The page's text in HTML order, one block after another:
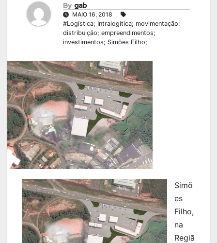
By gab
MAIO 16, 2018
#Logística; Intralogítica; movimentação;
distribuição; empreendimentos;
investimentos; Simões Filho;
Simõ
es
Filho,
na
Regiã